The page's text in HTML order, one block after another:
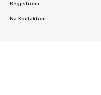
Regjistrohu
Na Kontaktoni